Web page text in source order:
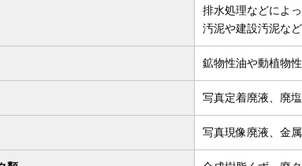
排水処理などによ
汚泥や建設汚泥など
鉱物性油や動植物
写真定着廃液、廃
写真現像廃液、金